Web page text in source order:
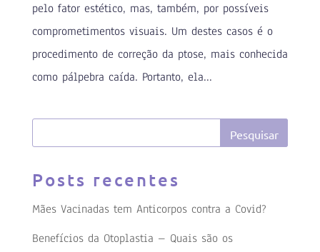
pelo fator estético, mas, também, por possíveis
comprometimentos visuais. Um destes casos é o
procedimento de correção da ptose, mais conhecida
como pálpebra caída. Portanto, ela...
Posts recentes
Mães Vacinadas tem Anticorpos contra a Covid?
Benefícios da Otoplastia – Quais são os